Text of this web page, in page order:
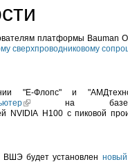
платформы Bauman
сверхпроводниковому
"Е-Флопс" и
(link is external)
на базе
NVIDIA H100 с пиковой
будет установлен